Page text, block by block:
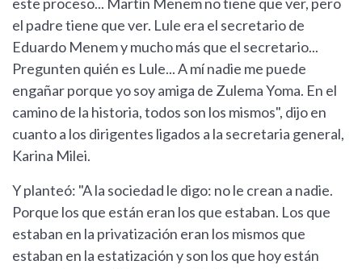
este proceso... Martín Menem no tiene que ver, pero
el padre tiene que ver. Lule era el secretario de
Eduardo Menem y mucho más que el secretario...
Pregunten quién es Lule... A mí nadie me puede
engañar porque yo soy amiga de Zulema Yoma. En el
camino de la historia, todos son los mismos", dijo en
cuanto a los dirigentes ligados a la secretaria general,
Karina Milei.
Y planteó: "A la sociedad le digo: no le crean a nadie.
Porque los que están eran los que estaban. Los que
estaban en la privatización eran los mismos que
estaban en la estatización y son los que hoy están